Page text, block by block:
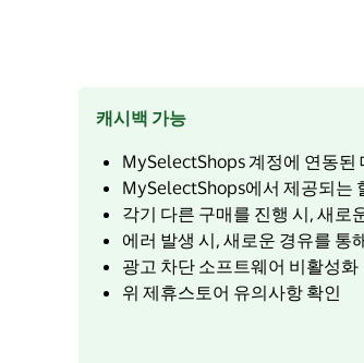
캐시백 가능
MySelectShops 계정에 연동된
MySelectShops에서 제공되는
각기 다른 구매를 진행 시, 새로
에러 발생 시, 새로운 경유를 통
광고 차단 소프트웨어 비활성화
위 제휴스토어 유의사항 확인